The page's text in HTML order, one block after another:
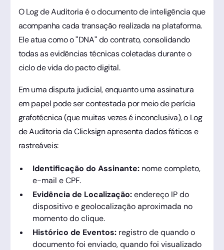
O Log de Auditoria é o documento de inteligência que
acompanha cada transação realizada na plataforma.
Ele atua como o "DNA" do contrato, consolidando
todas as evidências técnicas coletadas durante o
ciclo de vida do pacto digital.
Em uma disputa judicial, enquanto uma assinatura
em papel pode ser contestada por meio de perícia
grafotécnica (que muitas vezes é inconclusiva), o Log
de Auditoria da Clicksign apresenta dados fáticos e
rastreáveis:
Identificação do Assinante:nome completo,
e-mail e CPF.
Evidência de Localização:endereço IP do
dispositivo e geolocalização aproximada no
momento do clique.
Histórico de Eventos:registro de quando o
documento foi enviado, quando foi visualizado